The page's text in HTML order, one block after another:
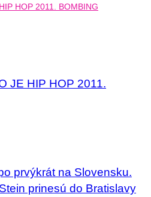
JE HIP HOP 2011.
prvýkrát na Slovensku.
prinesú do Bratislavy